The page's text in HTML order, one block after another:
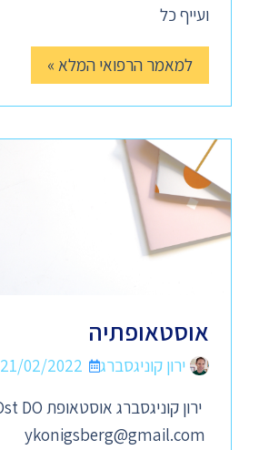
ועייף כל
למאמר הרפואי המלא »
אוסטאופתיה
ירון קוניגסברג
21/02/2022
ירון קוניגסברג אוסטאופת MSc M.Ost DO
ykonigsberg@gmail.com